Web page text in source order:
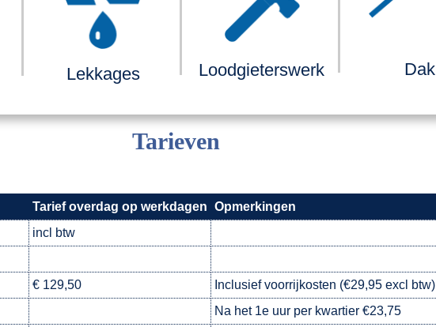
Lekkages Loodgieterswerk Dak
Tarieven
Tarief overdag op werkdagen Opmerkingen
incl btw
€ 129,50
Inclusief voorrijkosten (€29,95 excl btw)
Na het 1e uur per kwartier €23,75